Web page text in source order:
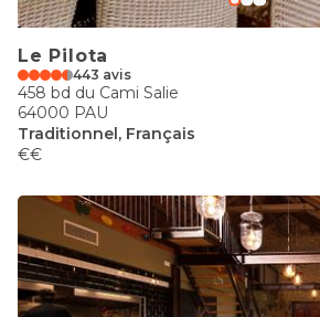
Le Pilota
443 avis
458 bd du Cami Salie
64000 PAU
Traditionnel, Français
€€